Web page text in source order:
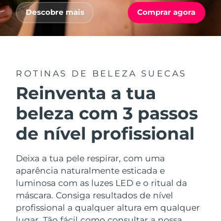
Descobre mais Comprar agora
ROTINAS DE BELEZA SUECAS
Reinventa a tua
beleza com 3 passos
de nível profissional
Deixa a tua pele respirar, com uma
aparência naturalmente esticada e
luminosa com as luzes LED e o ritual da
máscara. Consiga resultados de nível
profissional a qualquer altura em qualquer
Advanced pore care essentials
Serum
For healthy hair
issa™ Teeth Whitening Gel
18% PAP
Cosméticos Homens
Comprar todos
FOREO APP
Israel Entrega prevista8/12/26
Japão Entrega prevista8/11/26
Jersey Entrega prevista
Cazaquistão Entrega prevista8/10/26
Kuwait Entrega prevista8/8/26
Letônia Entrega prevista
Líbano Entrega prevista8/9/26
Lituânia Entrega prevista8/8/26